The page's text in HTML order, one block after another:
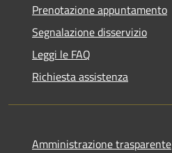
Prenotazione appuntamento
Segnalazione disservizio
Leggi le FAQ
Richiesta assistenza
Amministrazione trasparente